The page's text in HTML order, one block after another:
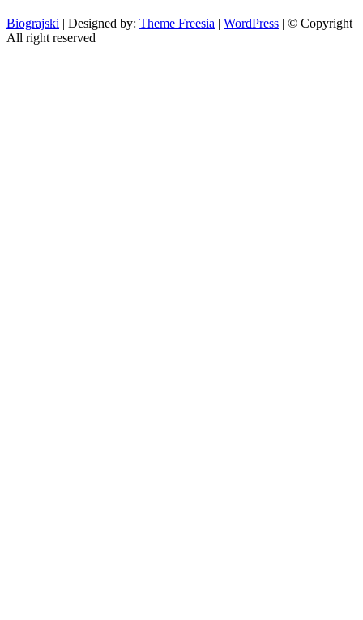
Biograjski | Designed by: Theme Freesia | WordPress | © Copyright
All right reserved